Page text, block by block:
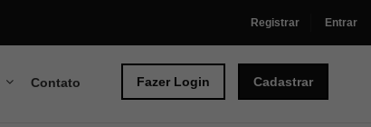
Registrar Entrar
Contato Fazer Login Cadastrar